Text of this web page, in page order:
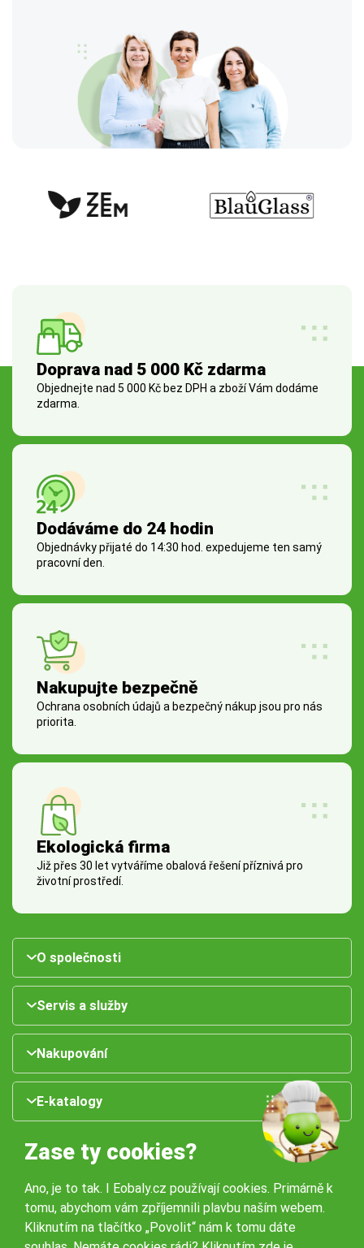
Doprava nad 5 000 Kč zdarma
Objednejte nad 5 000 Kč bez DPH a zboží Vám dodáme
zdarma.
Dodáváme do 24 hodin
Objednávky přijaté do 14:30 hod. expedujeme ten samý
pracovní den.
Nakupujte bezpečně
Ochrana osobních údajů a bezpečný nákup jsou pro nás
priorita.
Ekologická firma
Již přes 30 let vytváříme obalová řešení příznivá pro
životní prostředí.
O společnosti
Servis a služby
Nakupování
E-katalogy
Zase ty cookies?
Ano, je to tak. I Eobaly.cz používají cookies. Primárně k
tomu, abychom vám zpříjemnili plavbu naším webem.
Kliknutím na tlačítko „Povolit“ nám k tomu dáte